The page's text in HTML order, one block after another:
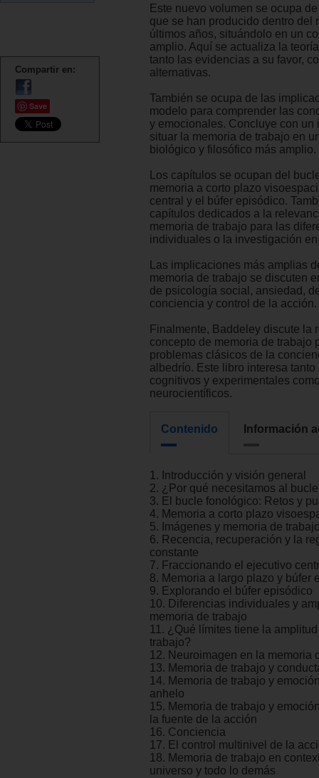
Compartir en:
Save
Este nuevo volumen se ocupa
que se han producido dentro del
últimos años, situándolo en un
amplio. Aquí se actualiza la
tanto las evidencias a su favor,
alternativas.
También se ocupa de las
modelo para comprender las
y emocionales. Concluye con un
situar la memoria de trabajo en
biológico y filosófico más amplio.
Los capítulos se ocupan del
memoria a corto plazo
central y el búfer episódico.
capítulos dedicados a la
memoria de trabajo para las
individuales o la investigación
Las implicaciones más amplias
memoria de trabajo se discuten
de psicología social, ansiedad,
conciencia y control de la acción.
Finalmente, Baddeley discute la
concepto de memoria de trabajo
problemas clásicos de la
albedrío. Este libro interesa
cognitivos y experimentales
neurocientíficos.
Contenido Información
1. Introducción y visión general
2. ¿Por qué necesitamos al
3. El bucle fonológico: Retos y
4. Memoria a corto plazo
5. Imágenes y memoria de
6. Recencia, recuperación y la
constante
7. Fraccionando el ejecutivo
8. Memoria a largo plazo y búfer
9. Explorando el búfer episódico
10. Diferencias individuales y
memoria de trabajo
11. ¿Qué límites tiene la
trabajo?
12. Neuroimagen en la memoria
13. Memoria de trabajo y
14. Memoria de trabajo y
anhelo
15. Memoria de trabajo y
la fuente de la acción
16. Conciencia
17. El control multinivel de la
18. Memoria de trabajo en
universo y todo lo demás